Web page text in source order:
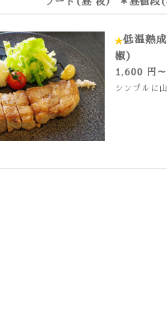
低温熟
椒）
1,600 円～
シンプルに